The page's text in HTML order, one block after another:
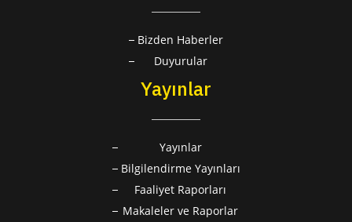
Bizden Haberler
Duyurular
Yayınlar
Yayınlar
Bilgilendirme Yayınları
Faaliyet Raporları
Makaleler ve Raporlar